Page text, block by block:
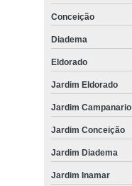
Conceição
Diadema
Eldorado
Jardim Eldorado
Jardim Campanario
Jardim Conceição
Jardim Diadema
Jardim Inamar